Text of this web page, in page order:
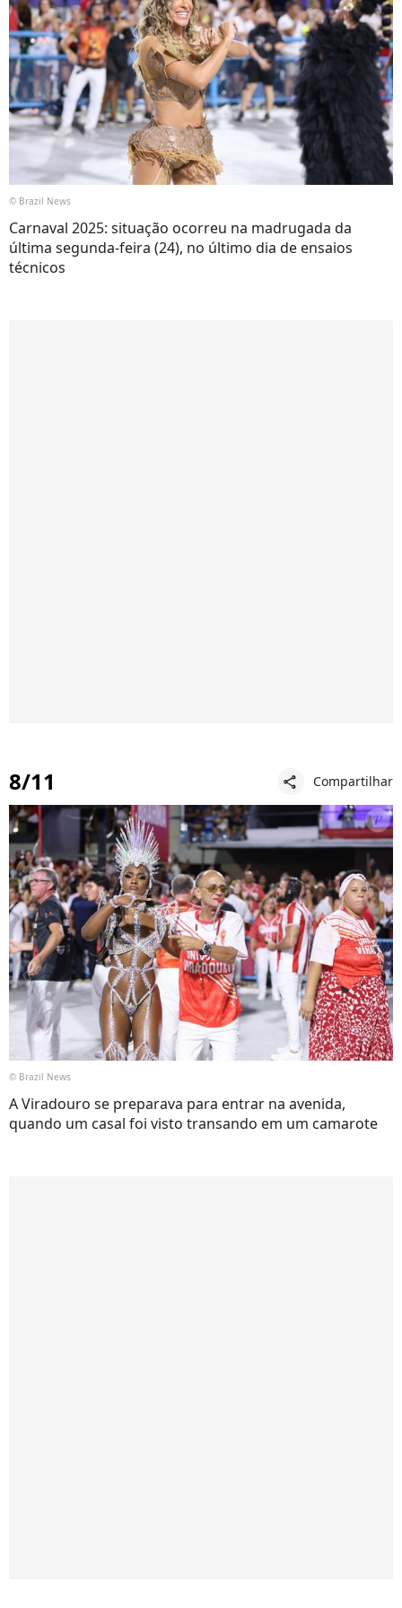
© Brazil News
Carnaval 2025: situação ocorreu na madrugada da
última segunda-feira (24), no último dia de ensaios
técnicos
8/11 share Compartilhar
© Brazil News
A Viradouro se preparava para entrar na avenida,
quando um casal foi visto transando em um camarote